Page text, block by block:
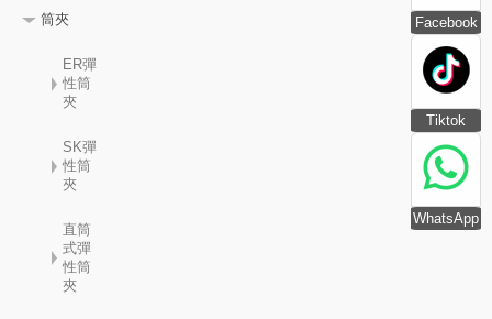
Facebook
Tiktok
WhatsApp
筒夾
ER彈
性筒
夾
SK彈
性筒
夾
直筒
式彈
性筒
夾